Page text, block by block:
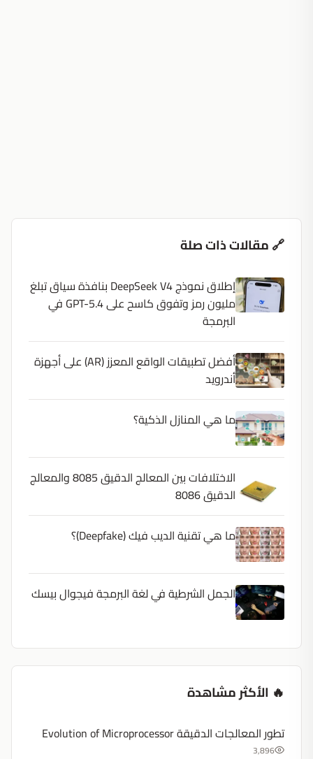
🔗 مقالات ذات صلة
إطلاق نموذج DeepSeek V4 بنافذة سياق تبلغ
مليون رمز وتفوق كاسح على GPT-5.4 في
البرمجة
أفضل تطبيقات الواقع المعزز (AR) على أجهزة
أندرويد
ما هي المنازل الذكية؟
الاختلافات بين المعالج الدقيق 8085 والمعالج
الدقيق 8086
ما هي تقنية الديب فيك (Deepfake)؟
الجمل الشرطية في لغة البرمجة فيجوال بيسك
🔥 الأكثر مشاهدة
تطور المعالجات الدقيقة Evolution of Microprocessor
3,896